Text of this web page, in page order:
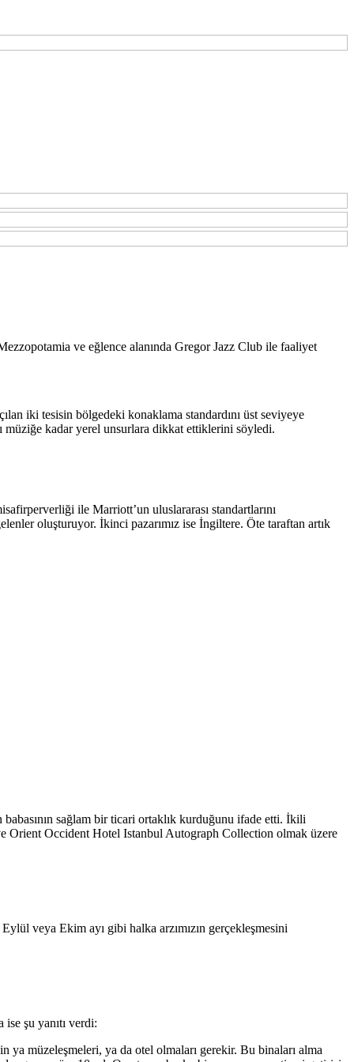
ve eğlence alanında Gregor Jazz Club ile faaliyet
iki tesisin bölgedeki konaklama standardını üst seviyeye
müziğe kadar yerel unsurlara dikkat ettiklerini söyledi.
ile Marriott’un uluslararası standartlarını
oluşturuyor. İkinci pazarımız ise İngiltere. Öte taraftan artık
babasının sağlam bir ticari ortaklık kurduğunu ifade etti. İkili
Orient Occident Hotel Istanbul Autograph Collection olmak üzere
veya Ekim ayı gibi halka arzımızın gerçekleşmesini
şu yanıtı verdi:
ya müzeleşmeleri, ya da otel olmaları gerekir. Bu binaları alma